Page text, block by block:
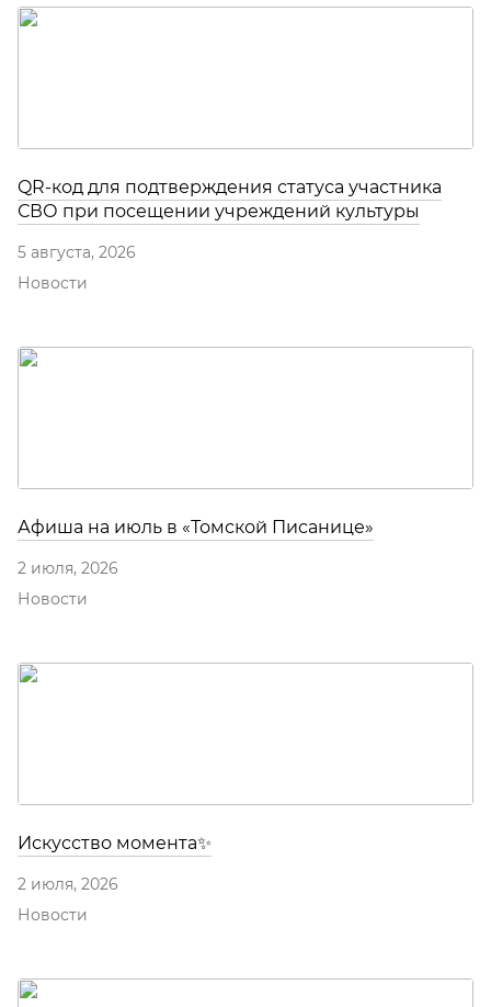
QR-код для подтверждения статуса участника
СВО при посещении учреждений культуры
5 августа, 2026
Новости
Афиша на июль в «Томской Писанице»
2 июля, 2026
Новости
Искусство момента✨
2 июля, 2026
Новости